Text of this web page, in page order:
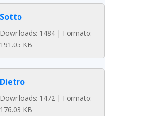
Sotto
Downloads: 1484 | Formato:
191.05 KB
Dietro
Downloads: 1472 | Formato:
176.03 KB